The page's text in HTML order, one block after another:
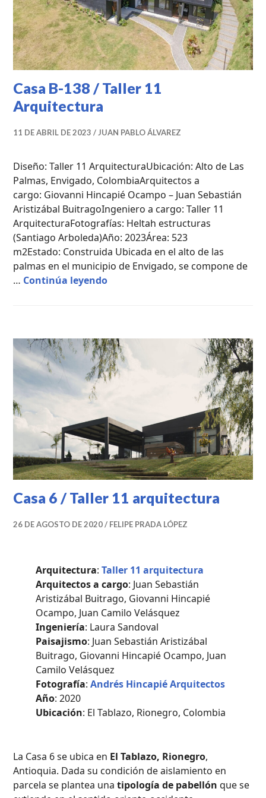
Casa B-138 / Taller 11
Arquitectura
11 DE ABRIL DE 2023 JUAN PABLO ÁLVAREZ
Diseño: Taller 11 ArquitecturaUbicación: Alto de Las
Palmas, Envigado, ColombiaArquitectos a
cargo: Giovanni Hincapié Ocampo – Juan Sebastián
Aristizábal BuitragoIngeniero a cargo: Taller 11
ArquitecturaFotografías: Heltah estructuras
(Santiago Arboleda)Año: 2023Área: 523
m2Estado: Construida Ubicada en el alto de las
palmas en el municipio de Envigado, se compone de
… Continúa leyendoCasa B-138 / Taller 11
DE
CAMPO,
PROYECTOS
PROFESIONALES
Casa 6 / Taller 11 arquitectura
26 DE AGOSTO DE 2020 FELIPE PRADA LÓPEZ
Arquitectura: Taller 11 arquitectura
Arquitectos a cargo: Juan Sebastián
Aristizábal Buitrago, Giovanni Hincapié
Ocampo, Juan Camilo Velásquez
Ingeniería: Laura Sandoval
Paisajismo: Juan Sebastián Aristizábal
Buitrago, Giovanni Hincapié Ocampo, Juan
Camilo Velásquez
Fotografía:Andrés Hincapié Arquitectos
Año: 2020
Ubicación: El Tablazo, Rionegro, Colombia
La Casa 6 se ubica en El Tablazo, Rionegro,
Antioquia. Dada su condición de aislamiento en
parcela se plantea unatipología de pabellón que se